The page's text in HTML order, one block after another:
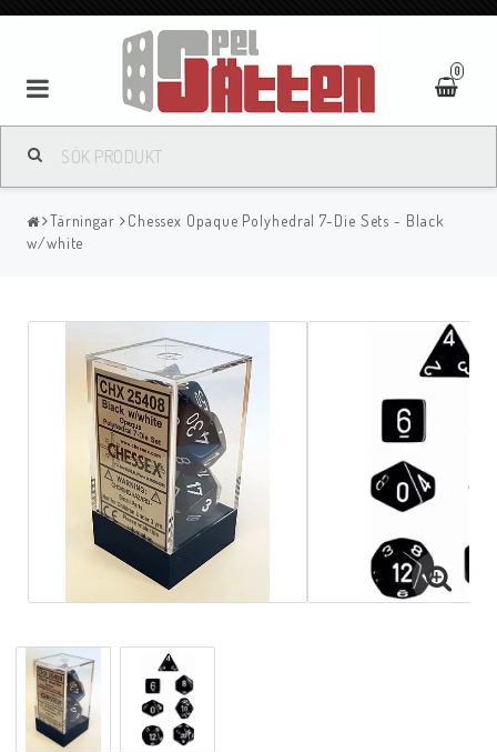
0
Tärningar
Chessex Opaque Polyhedral 7-Die Sets - Black
w/white